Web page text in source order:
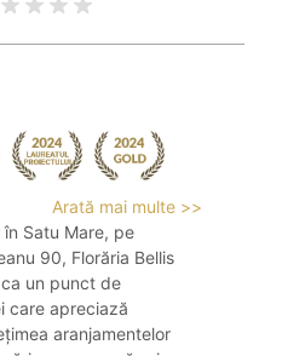
Arată mai multe >>
Satu Mare, pe
90, Florăria Bellis
un punct de
care apreciază
aranjamentelor